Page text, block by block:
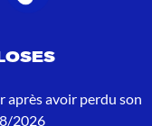
après avoir perdu son
2026